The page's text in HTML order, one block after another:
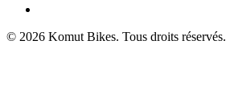
© 2026 Komut Bikes. Tous droits réservés.